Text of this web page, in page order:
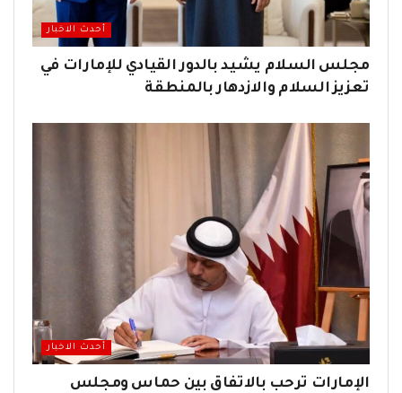
أحدث الاخبار
مجلس السلام يشيد بالدور القيادي للإمارات في
تعزيز السلام والازدهار بالمنطقة
أحدث الاخبار
الإمارات ترحب بالاتفاق بين حماس ومجلس